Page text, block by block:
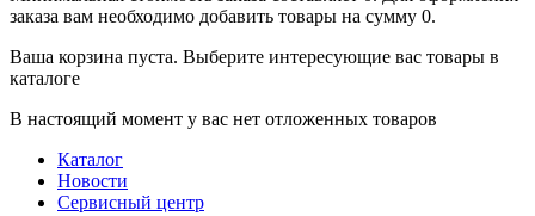
заказа вам необходимо добавить товары на сумму 0.
Ваша корзина пуста. Выберите интересующие вас товары в
каталоге
В настоящий момент у вас нет отложенных товаров
Каталог
Новости
Сервисный центр